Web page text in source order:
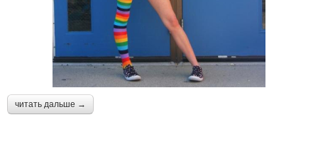
читать дальше →